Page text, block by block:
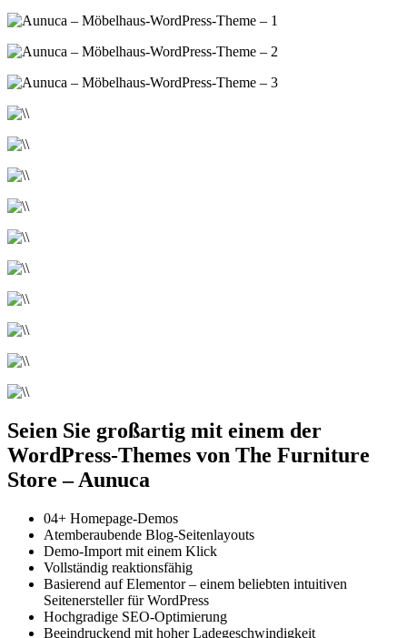
Seien Sie großartig mit einem der
WordPress-Themes von The Furniture
Store – Aunuca
04+ Homepage-Demos
Atemberaubende Blog-Seitenlayouts
Demo-Import mit einem Klick
Vollständig reaktionsfähig
Basierend auf Elementor – einem beliebten intuitiven
Seitenersteller für WordPress
Hochgradige SEO-Optimierung
Beeindruckend mit hoher Ladegeschwindigkeit